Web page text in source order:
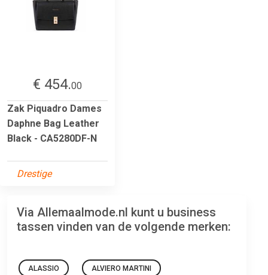
€ 454.00
Zak Piquadro Dames
Daphne Bag Leather
Black - CA5280DF-N
Drestige
Via Allemaalmode.nl kunt u business
tassen vinden van de volgende merken:
ALASSIO ALVIERO MARTINI